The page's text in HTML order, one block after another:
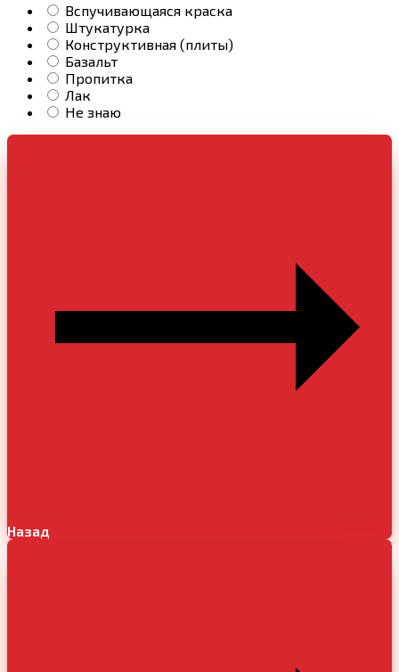
Вспучивающаяся краска
Штукатурка
Конструктивная (плиты)
Базальт
Пропитка
Лак
Не знаю
Назад